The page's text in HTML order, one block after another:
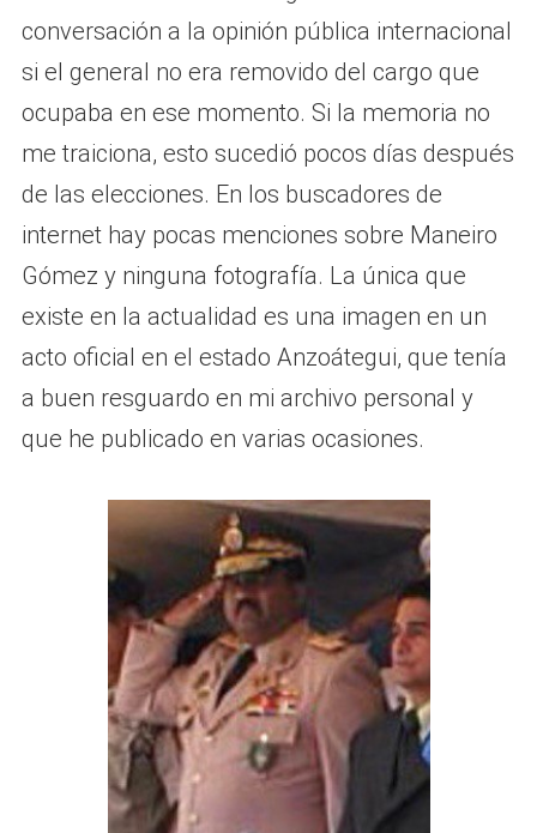
conversación a la opinión pública internacional
si el general no era removido del cargo que
ocupaba en ese momento. Si la memoria no
me traiciona, esto sucedió pocos días después
de las elecciones. En los buscadores de
internet hay pocas menciones sobre Maneiro
Gómez y ninguna fotografía. La única que
existe en la actualidad es una imagen en un
acto oficial en el estado Anzoátegui, que tenía
a buen resguardo en mi archivo personal y
que he publicado en varias ocasiones.